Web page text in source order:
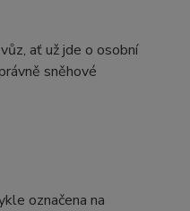
ať už jde o osobní
sněhové
označena na